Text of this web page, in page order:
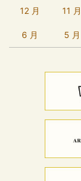
12 月 11 月
6 月 5 月